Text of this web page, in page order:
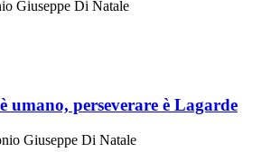
Giuseppe Di Natale
umano, perseverare è Lagarde
Giuseppe Di Natale